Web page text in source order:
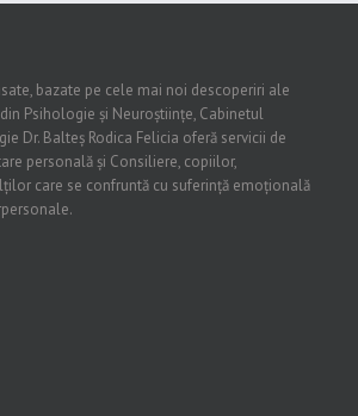
bazate pe cele mai noi descoperiri ale
Psihologie și Neuroștiințe, Cabinetul
Dr. Balteș Rodica Felicia oferă servicii de
personală și Consiliere, copiilor,
care se confruntă cu suferință emoțională